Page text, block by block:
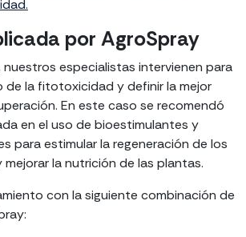
por AgroSpray
nuestros especialistas intervienen para
de la fitotoxicidad y definir la mejor
En este caso se recomendó
en el uso de bioestimulantes y
para estimular la regeneración de los
la nutrición de las plantas.
con la siguiente combinación de